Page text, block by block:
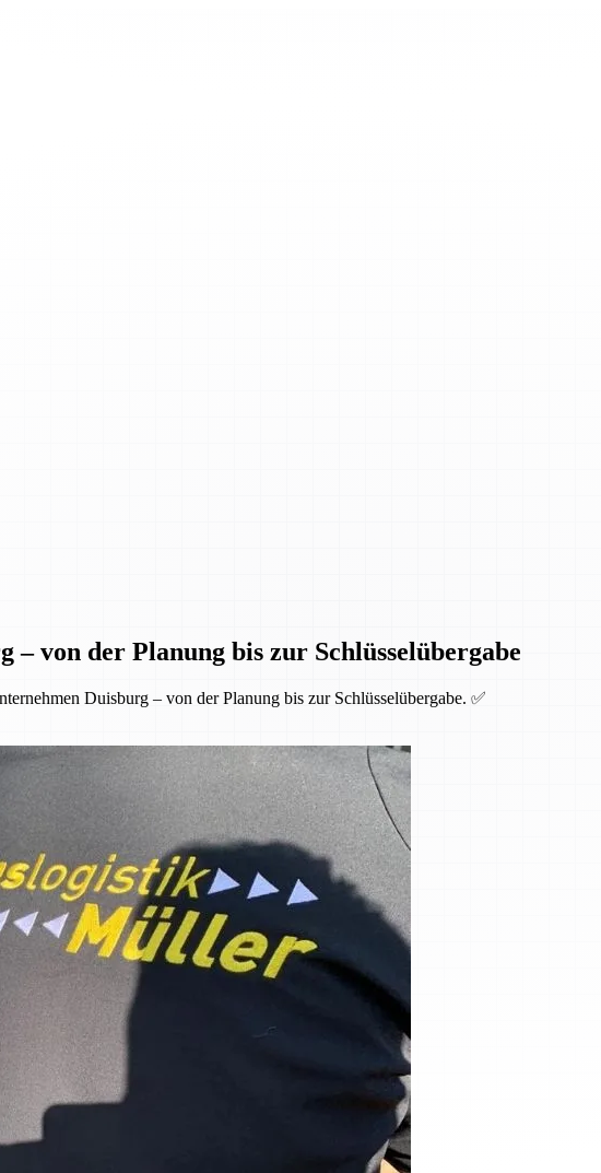
– von der Planung bis zur Schlüsselübergabe
Duisburg – von der Planung bis zur Schlüsselübergabe. ✅